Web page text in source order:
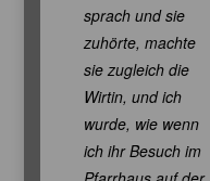
sprach und sie
zuhörte, machte
sie zugleich die
Wirtin, und ich
wurde, wie wenn
ich ihr Besuch im